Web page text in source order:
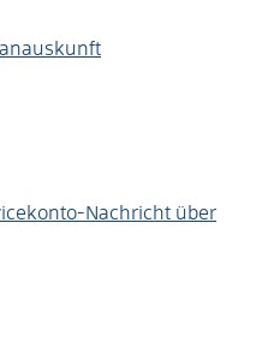
Nachricht über